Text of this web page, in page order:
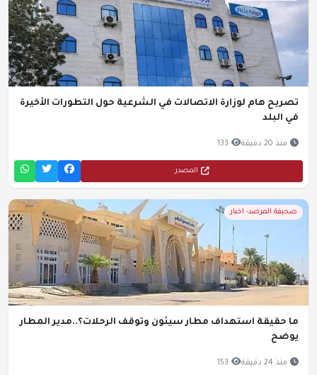
تصريح هام لوزارة الاتصالات في الشرعية حول التطورات الأخيرة
في البلد
منذ 20 دقيقة 133
المصدر
صحيفة المرصد- اخبار
ما حقيقة استهداف مطار سيئون وتوقف الرحلات؟..مدير المطار
يوضح
منذ 24 دقيقة 153